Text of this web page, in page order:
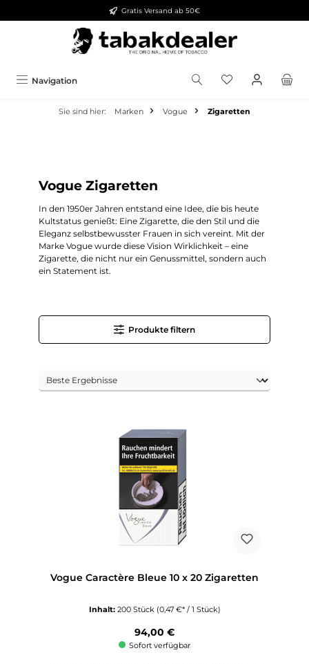
Gratis Versand ab 50€
Navigation
Sie sind hier: Marken Vogue Zigaretten
Vogue Zigaretten
In den 1950er Jahren entstand eine Idee, die bis heute
Kultstatus genießt: Eine Zigarette, die den Stil und die
Eleganz selbstbewusster Frauen in sich vereint. Mit der
Marke Vogue wurde diese Vision Wirklichkeit – eine
Zigarette, die nicht nur ein Genussmittel, sondern auch
ein Statement ist.
Produkte filtern
Vogue Caractère Bleue 10 x 20 Zigaretten
Inhalt: 200 Stück (0,47 €* / 1 Stück)
Regulärer Preis:
94,00 €
Sofort verfügbar